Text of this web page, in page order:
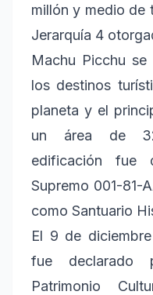
millón y medio de
Jerarquía 4
Machu Picchu
los destinos
planeta y el
un área de
edificación fue
Supremo 001-81-
como Santuario
El 9 de
fue declarado
Patrimonio